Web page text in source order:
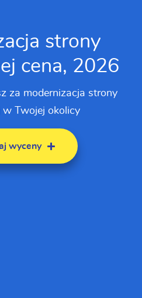
strony
cena, 2026
za modernizacja strony
w Twojej okolicy
wyceny